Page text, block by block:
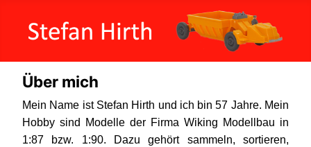
Über mich
Mein Name ist Stefan Hirth und ich bin 57 Jahre. Mein
Hobby sind Modelle der Firma Wiking Modellbau in
1:87 bzw. 1:90. Dazu gehört sammeln, sortieren,